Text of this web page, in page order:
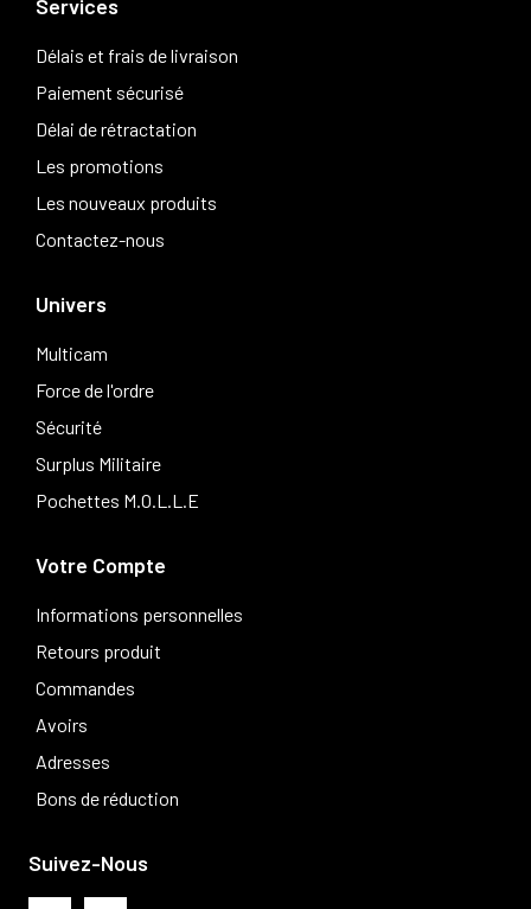
Services
Délais et frais de livraison
Paiement sécurisé
Délai de rétractation
Les promotions
Les nouveaux produits
Contactez-nous
Univers
Multicam
Force de l'ordre
Sécurité
Surplus Militaire
Pochettes M.O.L.L.E
Votre Compte
Informations personnelles
Retours produit
Commandes
Avoirs
Adresses
Bons de réduction
Suivez-Nous